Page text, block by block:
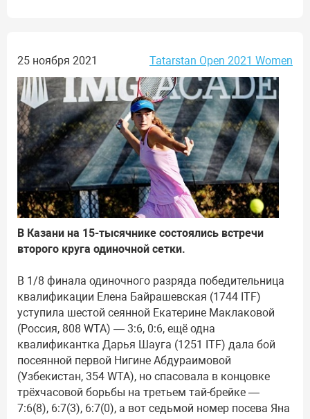
25 ноября 2021 Tatarstan Open 2021 Women
В Казани на 15-тысячнике состоялись встречи
второго круга одиночной сетки.
В 1/8 финала одиночного разряда победительница
квалификации Елена Байрашевская (1744 ITF)
уступила шестой сеянной Екатерине Маклаковой
(Россия, 808 WTA) — 3:6, 0:6, ещё одна
квалификантка Дарья Шауга (1251 ITF) дала бой
посеянной первой Нигине Абдураимовой
(Узбекистан, 354 WTA), но спасовала в концовке
трёхчасовой борьбы на третьем тай-брейке —
7:6(8), 6:7(3), 6:7(0), а вот седьмой номер посева Яна